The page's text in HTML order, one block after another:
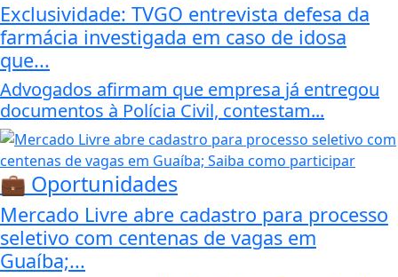
Exclusividade: TVGO entrevista defesa da
farmácia investigada em caso de idosa
que...
Advogados afirmam que empresa já entregou
documentos à Polícia Civil, contestam...
💼 Oportunidades
Mercado Livre abre cadastro para processo
seletivo com centenas de vagas em
Guaíba;...